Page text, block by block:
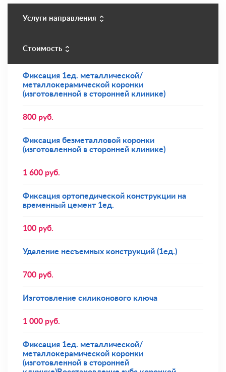
Услуги направления
Стоимость
Фиксация 1ед. металлической/
металлокерамической коронки
(изготовленной в сторонней клинике)
800 руб.
Фиксация безметалловой коронки
(изготовленной в сторонней клинике)
1 600 руб.
Фиксация ортопедической конструкции на
временный цемент 1ед.
100 руб.
Удаление несъемных конструкций (1ед.)
700 руб.
Изготовление силиконового ключа
1 000 руб.
Фиксация 1ед. металлической/
металлокерамической коронки
(изготовленной в сторонней